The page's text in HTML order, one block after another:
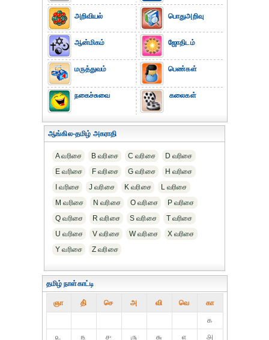
அறிவியல்
ஆன்மிகம்
மருத்துவம்
நகைச்சுவை
பொதுஅறிவு
ஜோதிடம்
பெண்கள்
கலைகள்
ஆங்கில-தமிழ் அகராதி
A வரிசை B வரிசை C வரிசை
D வரிசை
E வரிசை
F வரிசை G வரிசை
H வரிசை
I வரிசை
J வரிசை K வரிசை
L வரிசை
M வரிசை
N வரிசை O வரிசை
P வரிசை
Q வரிசை
R வரிசை S வரிசை
T வரிசை
U வரிசை
V வரிசை W வரிசை
X வரிசை
Y வரிசை
Z வரிசை
தமிழ் நாள்காட்டி
ஞா தி் செ அ வி வெ கா
௧
௨
௩ ௪ ௫ ௬ ௭ ௮